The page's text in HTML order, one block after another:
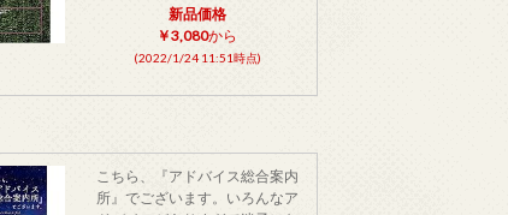
新品価格
￥3,080から
(2022/1/24 11:51時点)
こちら、『アドバイス総合案内
所』でございます。いろんなア